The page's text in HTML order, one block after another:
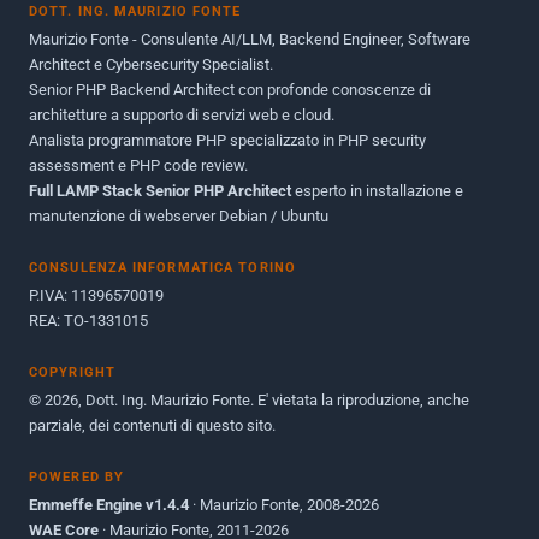
Giugno 2012
Maggio 2011
Dicembre 2010
Ottobre 2010
Maggio 2010
Giugno 2009
DOTT. ING. MAURIZIO FONTE
Maurizio Fonte - Consulente AI/LLM, Backend Engineer, Software
Architect e Cybersecurity Specialist.
Senior PHP Backend Architect con profonde conoscenze di
architetture a supporto di servizi web e cloud.
Analista programmatore PHP specializzato in PHP security
assessment e PHP code review.
Full LAMP Stack Senior PHP Architect esperto in installazione e
manutenzione di webserver Debian / Ubuntu
CONSULENZA INFORMATICA TORINO
P.IVA: 11396570019
REA: TO-1331015
COPYRIGHT
© 2026, Dott. Ing. Maurizio Fonte. E' vietata la riproduzione, anche
parziale, dei contenuti di questo sito.
POWERED BY
Emmeffe Engine v1.4.4 · Maurizio Fonte, 2008-2026
WAE Core · Maurizio Fonte, 2011-2026